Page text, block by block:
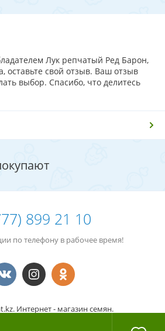
Лук репчатый Ред Барон,
оставьте свой отзыв. Ваш отзыв
выбор. Спасибо, что делитесь
899 21 10
по телефону в рабочее время!
Интернет - магазин семян.